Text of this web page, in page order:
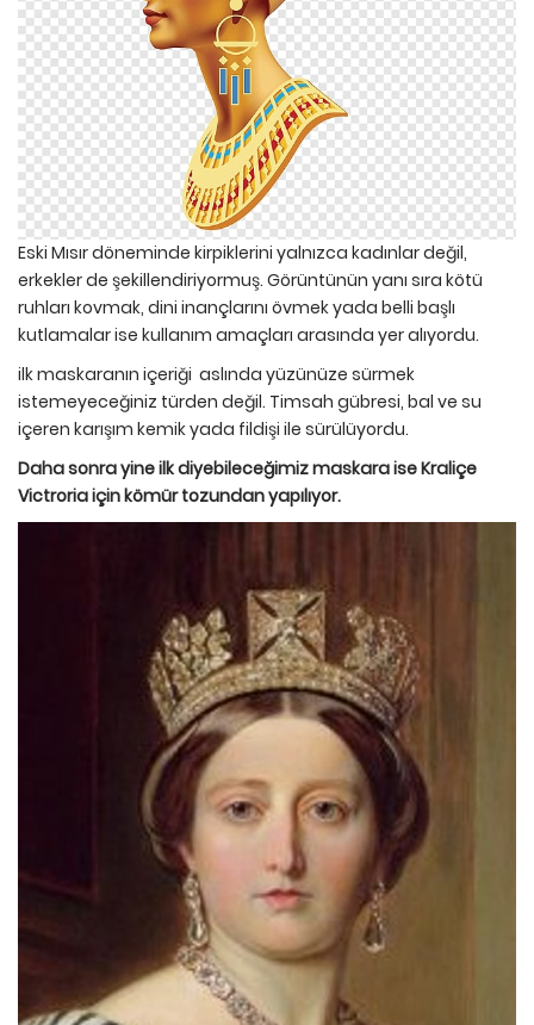
Eski Mısır döneminde kirpiklerini yalnızca kadınlar değil,
erkekler de şekillendiriyormuş. Görüntünün yanı sıra kötü
ruhları kovmak, dini inançlarını övmek yada belli başlı
kutlamalar ise kullanım amaçları arasında yer alıyordu.
ilk maskaranın içeriği aslında yüzünüze sürmek
istemeyeceğiniz türden değil. Timsah gübresi, bal ve su
içeren karışım kemik yada fildişi ile sürülüyordu.
Daha sonra yine ilk diyebileceğimiz maskara ise Kraliçe
Victroria için kömür tozundan yapılıyor.